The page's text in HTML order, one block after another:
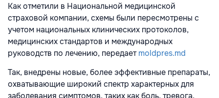
Как отметили в Национальной медицинской
страховой компании, схемы были пересмотрены с
учетом национальных клинических протоколов,
медицинских стандартов и международных
руководств по лечению, передаетmoldpres.md
Так, внедрены новые, более эффективные препараты,
охватывающие широкий спектр характерных для
заболевания симптомов, таких как боль, тревога,